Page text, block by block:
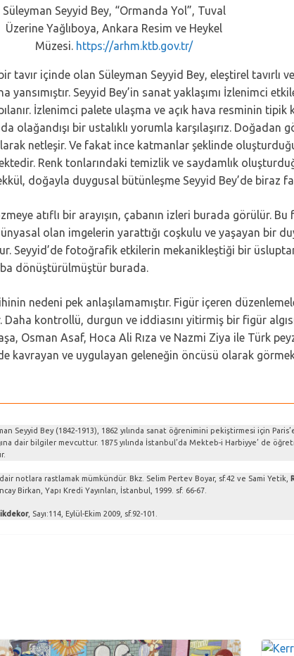
Süleyman Seyyid Bey, “Ormanda Yol”, Tuval
Üzerine Yağlıboya, Ankara Resim ve Heykel
Müzesi. https://arhm.ktb.gov.tr/
içinde olan Süleyman Seyyid Bey, eleştirel tavırlı ve
yansımıştır. Seyyid Bey’in sanat yaklaşımı İzlenimci
İzlenimci palete ulaşma ve açık hava resminin
bir ustalıklı yorumla karşılaşırız. Doğadan
netleşir. Ve fakat ince katmanlar şeklinde
Renk tonlarındaki temizlik ve saydamlık
doğayla duygusal bütünleşme Seyyid Bey’de biraz
atıflı bir arayışın, çabanın izleri burada görülür. Bu
olan imgelerin yarattığı coşkulu ve yaşayan bir
Seyyid’de fotoğrafik etkilerin mekanikleştiği bir
dönüştürülmüştür burada.
nedeni pek anlaşılamamıştır. Figür içeren
kontrollü, durgun ve iddiasını yitirmiş bir figür
Osman Asaf, Hoca Ali Rıza ve Nazmi Ziya ile Türk
kavrayan ve uygulayan geleneğin öncüsü olarak
Seyyid Bey (1842-1913), 1862 yılında sanat öğrenimini pekiştirmesi için
dair bilgiler mevcuttur. 1875 yılında İstanbul’da Mekteb-i Harbiyye’ de
notlara rastlamak mümkündür. Bkz. Selim Pertev Boyar, sf.42 ve Sami Yetik,
Birkan, Yapı Kredi Yayınları, İstanbul, 1999. sf. 66-67.
, Sayı:114, Eylül-Ekim 2009, sf.92-101.